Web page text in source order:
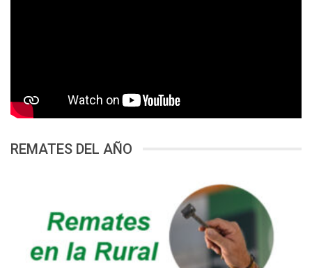
REMATES DEL AÑO